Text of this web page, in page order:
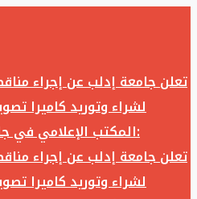
تعلن جامعة إدلب عن إجراء
لشراء وتوريد كاميرا
المكتب الإعلامي في جامعة إدلب وفق الآتي:
تعلن جامعة إدلب عن إجراء
لشراء وتوريد كاميرا